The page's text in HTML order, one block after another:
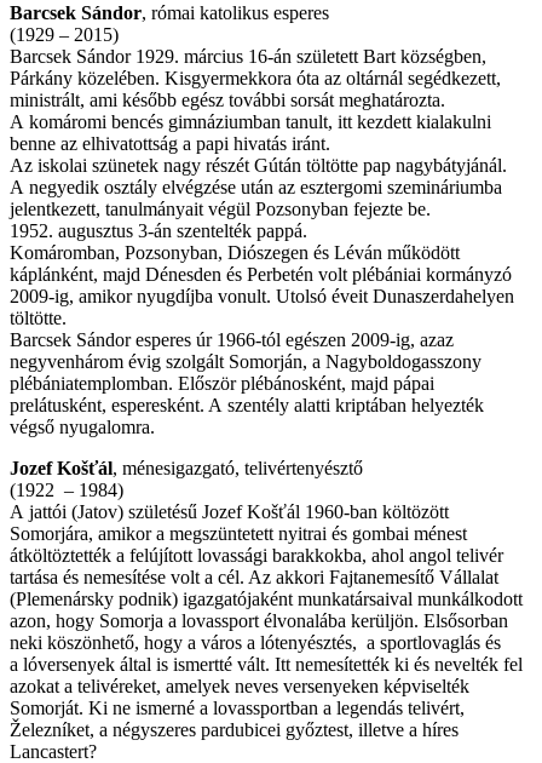
Barcsek Sándor, római katolikus esperes
(1929 – 2015)
Barcsek Sándor 1929. március 16-án született Bart községben,
Párkány közelében. Kisgyermekkora óta az oltárnál segédkezett,
ministrált, ami később egész további sorsát meghatározta.
A komáromi bencés gimnáziumban tanult, itt kezdett kialakulni
benne az elhivatottság a papi hivatás iránt.
Az iskolai szünetek nagy részét Gútán töltötte pap nagybátyjánál.
A negyedik osztály elvégzése után az esztergomi szemináriumba
jelentkezett, tanulmányait végül Pozsonyban fejezte be.
1952. augusztus 3-án szentelték pappá.
Komáromban, Pozsonyban, Diószegen és Léván működött
káplánként, majd Dénesden és Perbetén volt plébániai kormányzó
2009-ig, amikor nyugdíjba vonult. Utolsó éveit Dunaszerdahelyen
töltötte.
Barcsek Sándor esperes úr 1966-tól egészen 2009-ig, azaz
negyvenhárom évig szolgált Somorján, a Nagyboldogasszony
plébániatemplomban. Először plébánosként, majd pápai
prelátusként, esperesként. A szentély alatti kriptában helyezték
végső nyugalomra.
Jozef Košťál, ménesigazgató, telivértenyésztő
(1922 – 1984)
A jattói (Jatov) születésű Jozef Košťál 1960-ban költözött
Somorjára, amikor a megszüntetett nyitrai és gombai ménest
átköltöztették a felújított lovassági barakkokba, ahol angol telivér
tartása és nemesítése volt a cél. Az akkori Fajtanemesítő Vállalat
(Plemenársky podnik) igazgatójaként munkatársaival munkálkodott
azon, hogy Somorja a lovassport élvonalába kerüljön. Elsősorban
neki köszönhető, hogy a város a lótenyésztés, a sportlovaglás és
a lóversenyek által is ismertté vált. Itt nemesítették ki és nevelték fel
azokat a telivéreket, amelyek neves versenyeken képviselték
Somorját. Ki ne ismerné a lovassportban a legendás telivért,
Železníket, a négyszeres pardubicei győztest, illetve a híres
Lancastert?